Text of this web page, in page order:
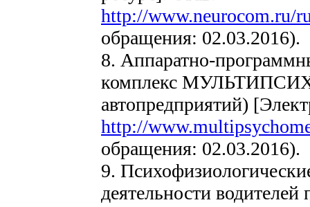
http://www.neurocom.ru/
обращения: 02.03.2016).
8. Аппаратно-
комплекс
автопредприятий)
http://
обращения: 02.03.2016).
9.
деятельности водителей